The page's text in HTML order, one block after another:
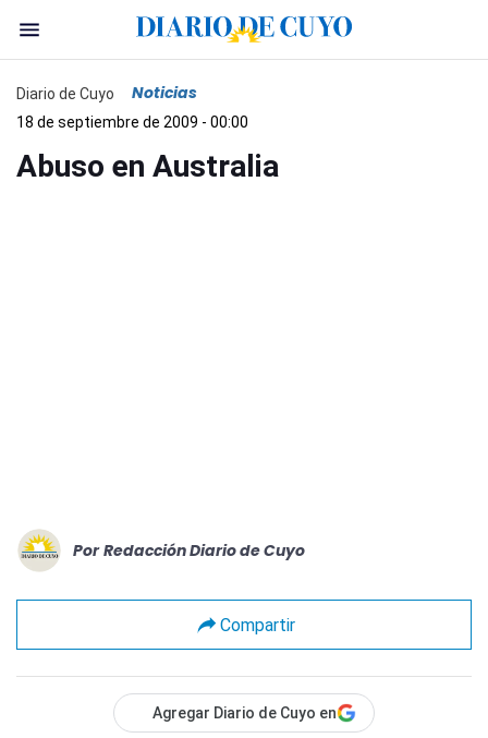
Diario de Cuyo Noticias
18 de septiembre de 2009 - 00:00
Abuso en Australia
Por Redacción Diario de Cuyo
Compartir
Agregar Diario de Cuyo en